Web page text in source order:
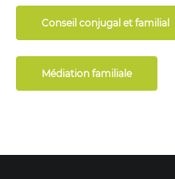
Conseil conjugal et familial
Médiation familiale